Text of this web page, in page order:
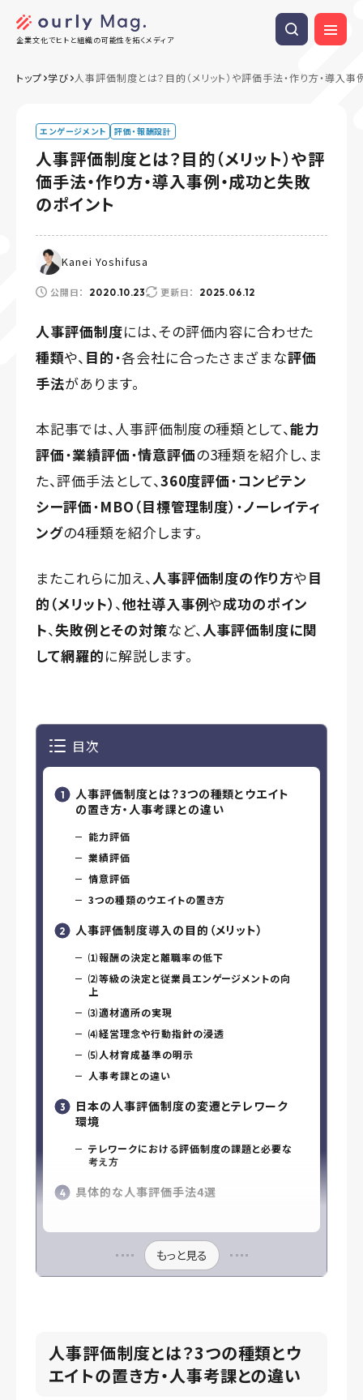
企業文化でヒトと組織の可能性を拓くメディア
トップ 学び 人事評価制度とは？目的（メリット）や評価手法・作り方・導入
エンゲージメント 評価・報酬設計
人事評価制度とは？目的（メリット）や評
価手法・作り方・導入事例・成功と失敗
のポイント
Kanei Yoshifusa
公開日： 2020.10.23 更新日： 2025.06.12
人事評価制度には、その評価内容に合わせた
種類や、 目的・各会社に合ったさまざまな評価
手法があります。
本記事では、人事評価制度の種類として、能力
評価・業績評価・情意評価の3種類を紹介し、ま
た、評価手法として、360度評価・コンピテン
シー評価・MBO（目標管理制度） ・ノーレイティ
ングの4種類を紹介します。
またこれらに加え、人事評価制度の作り方や目
的（メリット） 、他社導入事例や成功のポイン
ト、失敗例とその対策など、人事評価制度に関
して網羅的に解説します。
目次
人事評価制度とは？3つの種類とウエイト
の置き方・人事考課との違い
能力評価
業績評価
情意評価
3つの種類のウエイトの置き方
人事評価制度導入の目的（メリット）
⑴報酬の決定と離職率の低下
⑵等級の決定と従業員エンゲージメントの向
上
⑶適材適所の実現
⑷経営理念や行動指針の浸透
⑸人材育成基準の明示
人事考課との違い
日本の人事評価制度の変遷とテレワーク
環境
テレワークにおける評価制度の課題と必要な
考え方
具体的な人事評価手法4選
もっと見る
人事評価制度とは？3つの種類とウ
エイトの置き方・人事考課との違い